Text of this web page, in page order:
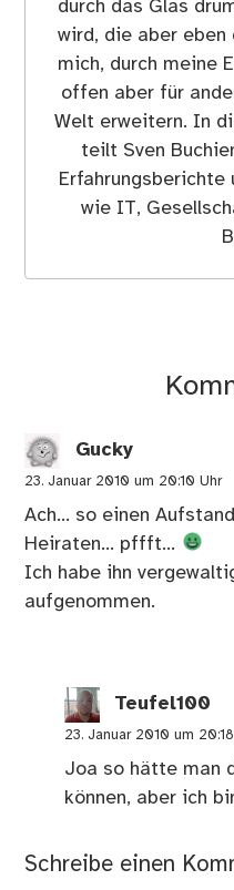
durch das Glas
wird, die aber eben
mich, durch meine
offen aber für
Welt erweitern. In
teilt Sven
Erfahrungsberichte
wie IT,
Gucky
23. Januar 2010 um 20:10 Uhr
Ach… so einen
Heiraten… pffft…
Ich habe ihn
aufgenommen.
Teufel100
23. Januar 2010 um
Joa so hätte man
können, aber ich
Schreibe einen